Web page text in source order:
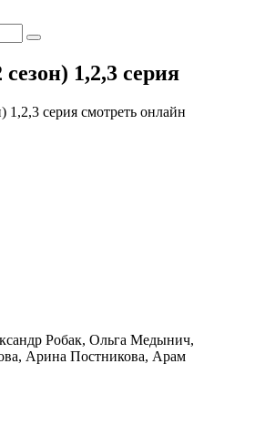
1,2,3 серия
Робак, Ольга Медынич,
Арина Постникова, Арам